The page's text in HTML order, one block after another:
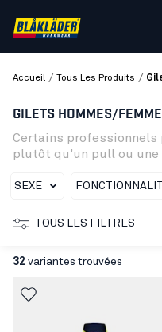
Accueil / Tous Les Produits /
GILETS HOMMES/
Certains
plutôt qu'un pull ou une
des modèles qui conviennent
outils, ...
SEXE
TOUS LES FILTRES
32 variantes trouvées